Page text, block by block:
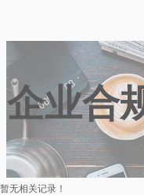
暂无相关记录！
企业合